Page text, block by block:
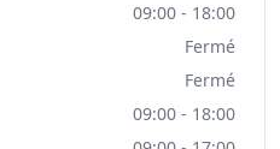
09:00 - 18:00
Fermé
Fermé
09:00 - 18:00